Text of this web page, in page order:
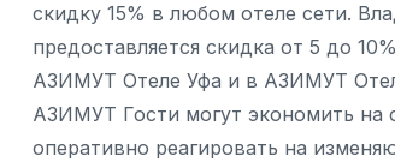
скидку 15% в любом отеле сети.
предоставляется скидка от 5 до
АЗИМУТ Отеле Уфа и в АЗИМУТ
АЗИМУТ Гости могут экономить на
оперативно реагировать на